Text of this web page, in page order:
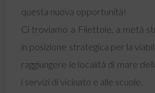
questa nuova opportunità!
Ci troviamo a Filettole, a metà
in posizione strategica per la
raggiungere le località di mare
i servizi di vicinato e alle scuole.